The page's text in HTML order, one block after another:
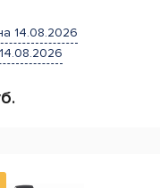
14.08.2026